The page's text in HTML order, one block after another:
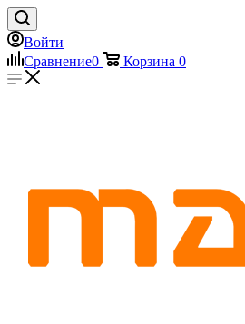
Войти
Сравнение0 Корзина 0